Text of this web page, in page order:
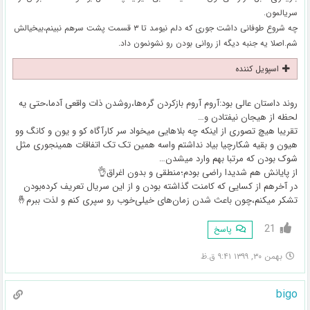
سریالمون.
چه شروع طوفانی داشت جوری که دلم نیومد تا ۳ قسمت پشت سرهم نبینم،بیخیالش
شم.اصلا یه جنبه دیگه از روانی بودن رو نشونمون داد.
اسپویل کننده
روند داستان عالی بود:آروم آروم بازکردن گره‌ها،روشدن ذات واقعی آدما،حتی یه
لحظه از هیجان نیفتادن و…
تقریبا هیچ تصوری از اینکه چه بلاهایی میخواد سر کارآگاه کو و یون و کانگ وو
هیون و بقیه شکارچیا بیاد نداشتم واسه همین تک تک اتفاقات همینجوری مثل
شوک بودن که مرتبا بهم وارد میشدن…
از پایانش هم شدیدا راضی بودم؛منطقی و بدون اغراق👌
در آخرهم از کسایی که کامنت گذاشته بودن و از این سریال تعریف کرده‌بودن
تشکر میکنم،چون باعث شدن زمان‌های خیلی‌خوب رو سپری کنم و لذت ببرم🤞
21 پاسخ
بهمن ۳۰, ۱۳۹۹ ۹:۴۱ ق.ظ
bigo